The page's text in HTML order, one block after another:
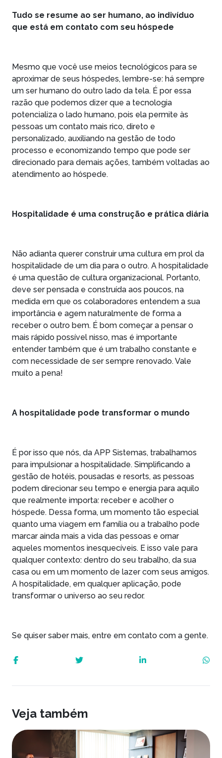
Tudo se resume ao ser humano, ao indivíduo
que está em contato com seu hóspede
Mesmo que você use meios tecnológicos para se
aproximar de seus hóspedes, lembre-se: há sempre
um ser humano do outro lado da tela. É por essa
razão que podemos dizer que a tecnologia
potencializa o lado humano, pois ela permite às
pessoas um contato mais rico, direto e
personalizado, auxiliando na gestão de todo
processo e economizando tempo que pode ser
direcionado para demais ações, também voltadas ao
atendimento ao hóspede.
Hospitalidade é uma construção e prática diária
Não adianta querer construir uma cultura em prol da
hospitalidade de um dia para o outro. A hospitalidade
é uma questão de cultura organizacional. Portanto,
deve ser pensada e construída aos poucos, na
medida em que os colaboradores entendem a sua
importância e agem naturalmente de forma a
receber o outro bem. É bom começar a pensar o
mais rápido possível nisso, mas é importante
entender também que é um trabalho constante e
com necessidade de ser sempre renovado. Vale
muito a pena!
A hospitalidade pode transformar o mundo
É por isso que nós, da APP Sistemas, trabalhamos
para impulsionar a hospitalidade. Simplificando a
gestão de hotéis, pousadas e resorts, as pessoas
podem direcionar seu tempo e energia para aquilo
que realmente importa: receber e acolher o
hóspede. Dessa forma, um momento tão especial
quanto uma viagem em família ou a trabalho pode
marcar ainda mais a vida das pessoas e ornar
aqueles momentos inesquecíveis. E isso vale para
qualquer contexto: dentro do seu trabalho, da sua
casa ou em um momento de lazer com seus amigos.
A hospitalidade, em qualquer aplicação, pode
transformar o universo ao seu redor.
Se quiser saber mais, entre em contato com a gente.
Veja também